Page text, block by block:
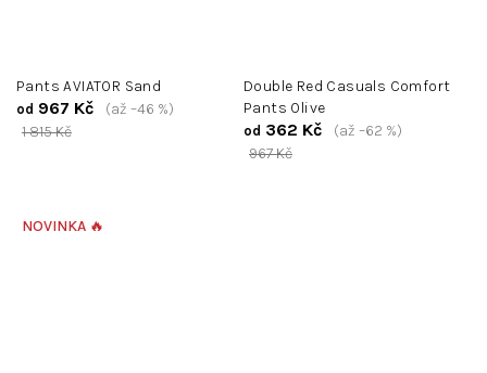
Pants AVIATOR Sand
od 967 Kč
1 815 Kč
(až –46 %)
Double Red Casuals Comfort
Pants Olive
od 362 Kč
967 Kč
(až –62 %)
NOVINKA 🔥